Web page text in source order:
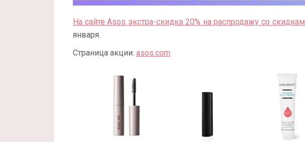
На сайте Asos экстра-скидка 20% на распродажу со
января.
Страница акции: asos.com